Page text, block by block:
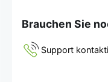
Brauchen Sie
Support